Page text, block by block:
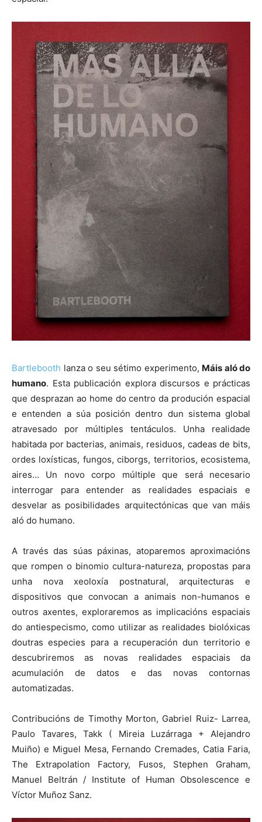
Bartlebooth lanza o seu sétimo experimento, Máis aló do
humano. Esta publicación explora discursos e prácticas
que desprazan ao home do centro da produción espacial
e entenden a súa posición dentro dun sistema global
atravesado por múltiples tentáculos. Unha realidade
habitada por bacterias, animais, residuos, cadeas de bits,
ordes loxísticas, fungos, ciborgs, territorios, ecosistema,
aires… Un novo corpo múltiple que será necesario
interrogar para entender as realidades espaciais e
desvelar as posibilidades arquitectónicas que van máis
aló do humano.
A través das súas páxinas, atoparemos aproximacións
que rompen o binomio cultura-natureza, propostas para
unha nova xeoloxía postnatural, arquitecturas e
dispositivos que convocan a animais non-humanos e
outros axentes, exploraremos as implicacións espaciais
do antiespecismo, como utilizar as realidades biolóxicas
doutras especies para a recuperación dun territorio e
descubriremos as novas realidades espaciais da
acumulación de datos e das novas contornas
automatizadas.
Contribucións de Timothy Morton, Gabriel Ruiz- Larrea,
Paulo Tavares, Takk ( Mireia Luzárraga + Alejandro
Muiño) e Miguel Mesa, Fernando Cremades, Catia Faria,
The Extrapolation Factory, Fusos, Stephen Graham,
Manuel Beltrán / Institute of Human Obsolescence e
Víctor Muñoz Sanz.